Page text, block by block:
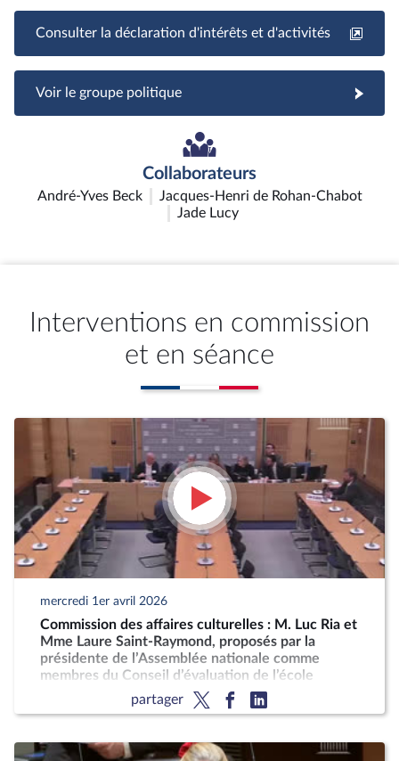
Consulter la déclaration d'intérêts et d'activités
Voir le groupe politique
Collaborateurs
André-Yves Beck
Jacques-Henri de Rohan-Chabot
Jade Lucy
Interventions en commission
et en séance
mercredi 1er avril 2026
Commission des affaires culturelles : M. Luc Ria et
Mme Laure Saint-Raymond, proposés par la
présidente de l’Assemblée nationale comme
membres du Conseil d’évaluation de l’école
partager